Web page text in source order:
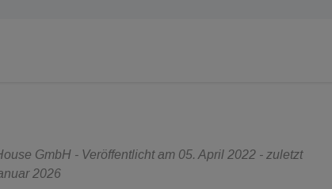
GmbH - Veröffentlicht am 05. April 2022 - zuletzt
2026